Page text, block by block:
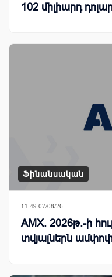
102 միլիարդ
Ֆինանսական
11:49 07/08/26
AMX. 2026թ.-ի
տվյալներն